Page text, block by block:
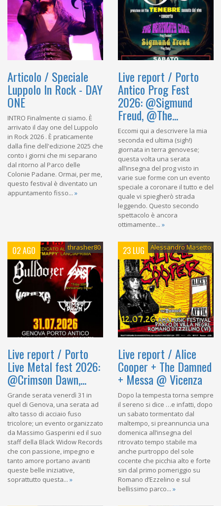
Articolo / Speciale
Luppolo In Rock - DAY
ONE
INTRO Finalmente ci siamo. È
arrivato il day one del Luppolo
in Rock 2026 . È praticamente
dalla fine dell'edizione 2025 che
conto i giorni che mi separano
dal ritorno al Parco delle
Colonie Padane. Ormai, per me,
questo festival è diventato un
appuntamento fisso... »
Live report / Porto
Antico Prog Fest
2026: @Sigmund
Freud, @The...
Eccomi qui a descrivere la mia
seconda ed ultima (sigh!)
giornata in terra genovese;
questa volta una serata
all’insegna del prog visto in
varie sue forme con un evento
speciale a coronare il tutto e del
quale vi spiegherò strada
leggendo. Questo secondo
spettacolo è ancora
ottimamente... »
02 AGO thrasher80
Live report / Porto
Live Metal fest 2026:
@Crimson Dawn,...
Grande serata venerdì 31 in
quel di Genova, una serata ad
alto tasso di acciaio fuso
tricolore; un evento organizzato
da Massimo Gasperini ed il suo
staff della Black Widow Records
che con passione, impegno e
tanto amore portano avanti
queste belle iniziative,
soprattutto questa... »
23 LUG Alessandro Masetto
Live report / Alice
Cooper + The Damned
+ Messa @ Vicenza
Dopo la tempesta torna sempre
il sereno si dice …e infatti, dopo
un sabato tormentato dal
maltempo, si preannuncia una
domenica all’insegna del
ritrovato tempo stabile ma
anche purtroppo del sole
cocente che picchia alto e forte
sin dal primo pomeriggio su
Romano d’Ezzelino e sul
bellissimo parco... »